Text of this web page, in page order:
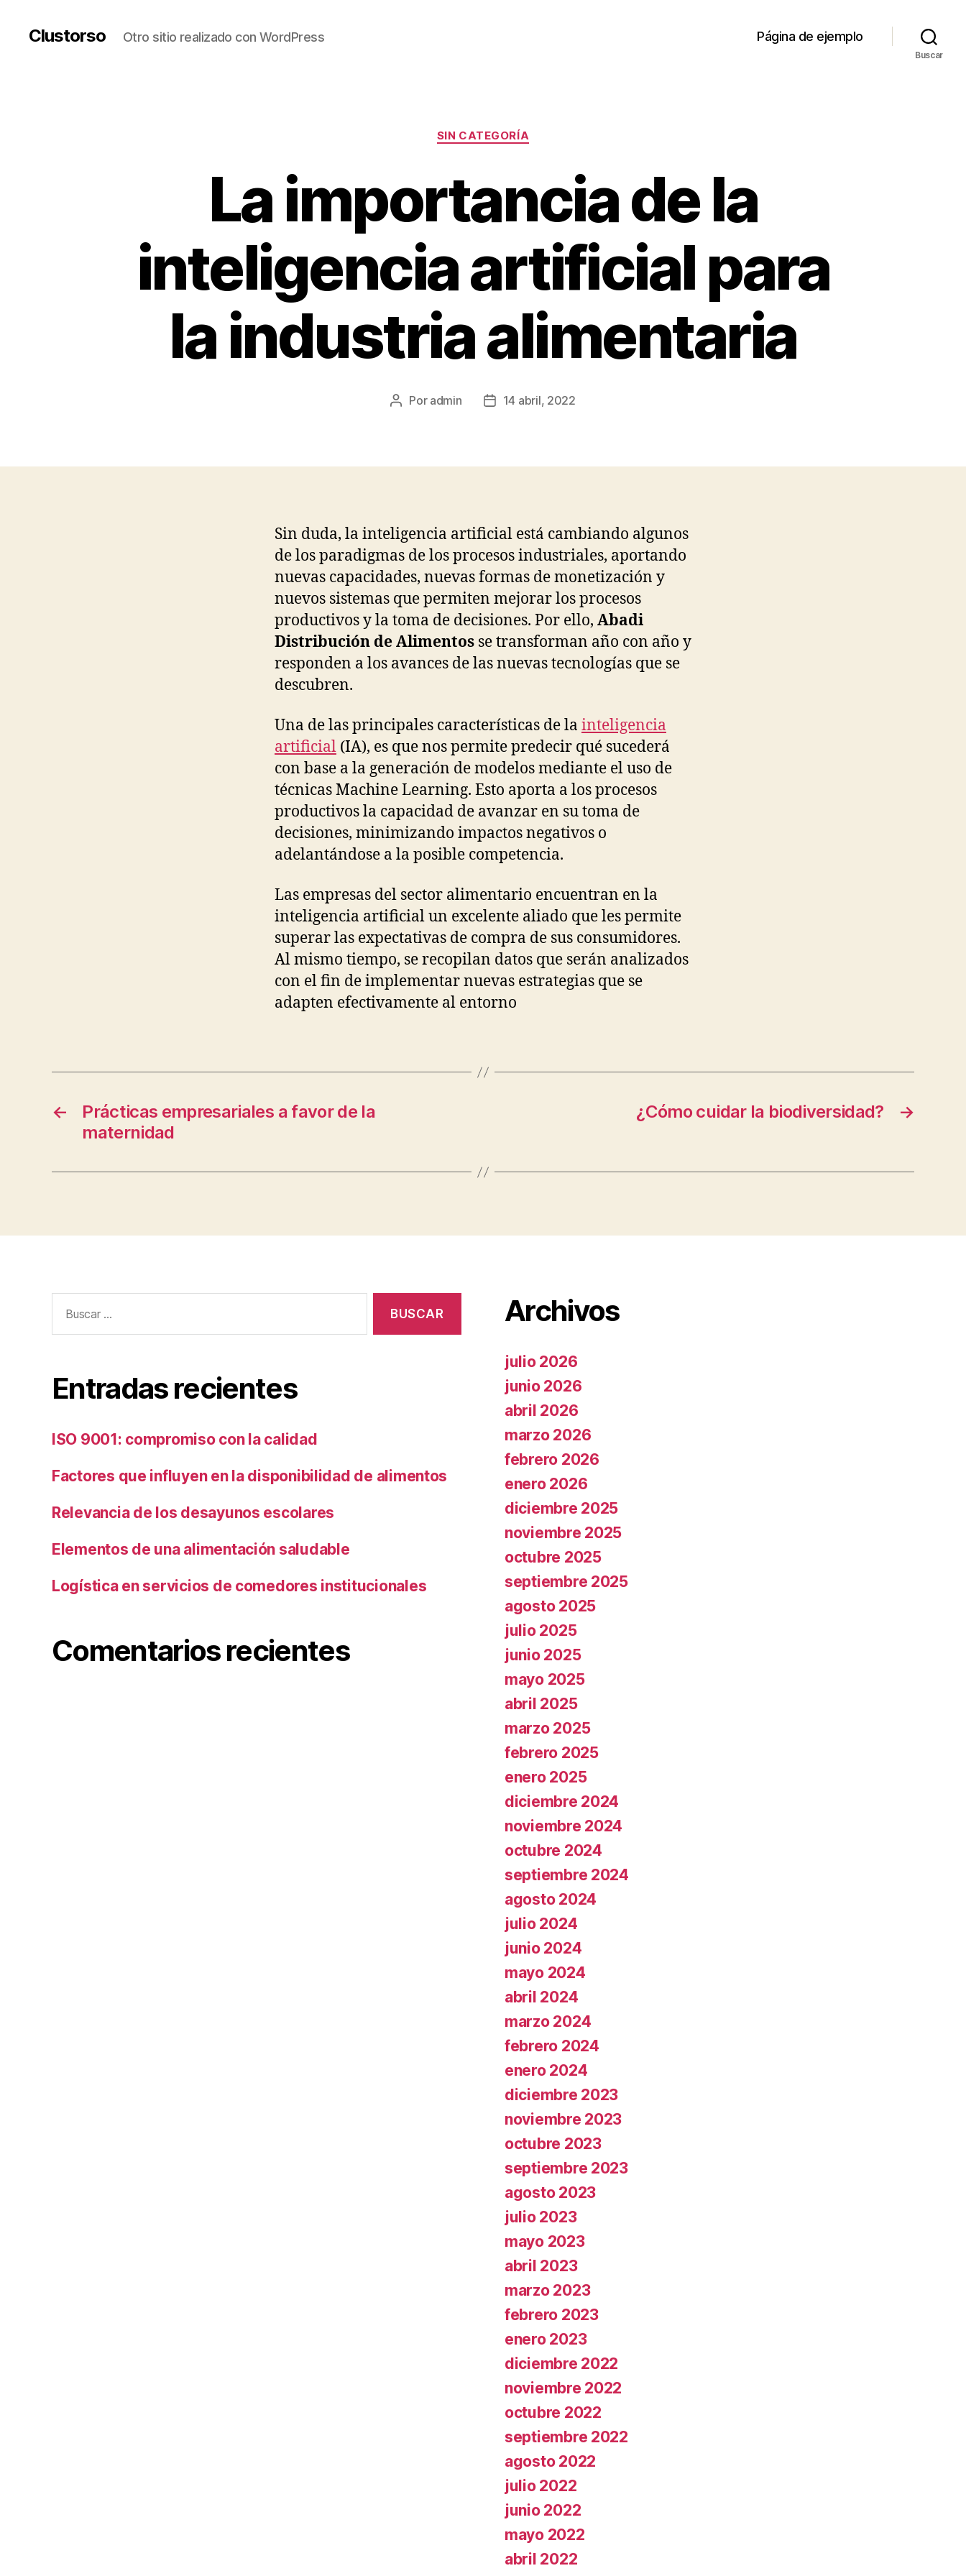
Clustorso Otro sitio realizado con WordPress Página de ejemplo
Buscar
Categorías
SIN CATEGORÍA
La importancia de la
inteligencia artificial para
la industria alimentaria
Autor
Por admin
Fecha14 abril, 2022
Sin duda, la inteligencia artificial está cambiando algunos
de los paradigmas de los procesos industriales, aportando
nuevas capacidades, nuevas formas de monetización y
nuevos sistemas que permiten mejorar los procesos
productivos y la toma de decisiones. Por ello, Abadi
Distribución de Alimentos se transforman año con año y
responden a los avances de las nuevas tecnologías que se
descubren.
Una de las principales características de la inteligencia
artificial (IA), es que nos permite predecir qué sucederá
con base a la generación de modelos mediante el uso de
técnicas Machine Learning. Esto aporta a los procesos
productivos la capacidad de avanzar en su toma de
decisiones, minimizando impactos negativos o
adelantándose a la posible competencia.
Las empresas del sector alimentario encuentran en la
inteligencia artificial un excelente aliado que les permite
superar las expectativas de compra de sus consumidores.
Al mismo tiempo, se recopilan datos que serán analizados
con el fin de implementar nuevas estrategias que se
adapten efectivamente al entorno
←
Prácticas empresariales a favor de la
maternidad
→
¿Cómo cuidar la biodiversidad?
Entradas recientes
ISO 9001: compromiso con la calidad
Factores que influyen en la disponibilidad de alimentos
Relevancia de los desayunos escolares
Elementos de una alimentación saludable
Logística en servicios de comedores institucionales
Comentarios recientes
Archivos
julio 2026
junio 2026
abril 2026
marzo 2026
febrero 2026
enero 2026
diciembre 2025
noviembre 2025
octubre 2025
septiembre 2025
agosto 2025
julio 2025
junio 2025
mayo 2025
abril 2025
marzo 2025
febrero 2025
enero 2025
diciembre 2024
noviembre 2024
octubre 2024
septiembre 2024
agosto 2024
julio 2024
junio 2024
mayo 2024
abril 2024
marzo 2024
febrero 2024
enero 2024
diciembre 2023
noviembre 2023
octubre 2023
septiembre 2023
agosto 2023
julio 2023
mayo 2023
abril 2023
marzo 2023
febrero 2023
enero 2023
diciembre 2022
noviembre 2022
octubre 2022
septiembre 2022
agosto 2022
julio 2022
junio 2022
mayo 2022
abril 2022